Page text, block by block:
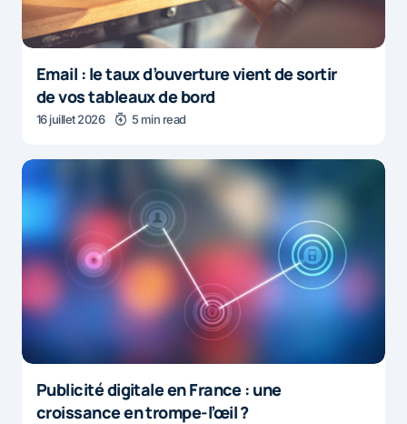
Email : le taux d’ouverture vient de sortir
de vos tableaux de bord
16 juillet 2026 5 min read
Publicité digitale en France : une
croissance en trompe-l’œil ?